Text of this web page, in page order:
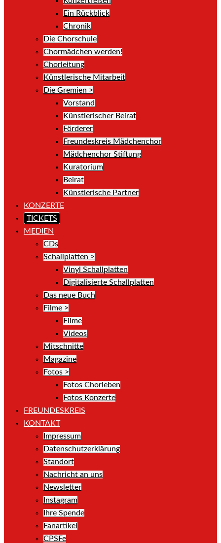
Ein Rückblick
Chronik
Die Chorschule
Chormädchen werden!
Chorleitung
Künstlerische Mitarbeit
Die Gremien >
Vorstand
Künstlerischer Beirat
Förderer
Freundeskreis Mädchenchor
Mädchenchor Stiftung
Kuratorium
Beirat
Künstlerische Partner
KONZERTE
TICKETS
MEDIEN
CDs
Schallplatten >
Vinyl Schallplatten
Digitalisierte Schallplatten
Das neue Buch
Filme >
Filme
Videos
Mitschnitte
Magazine
Fotos >
Fotos Chorleben
Fotos Konzerte
FREUNDESKREIS
KONTAKT
Impressum
Datenschutzerklärung
Standort
Nachricht an uns
Newsletter
Instagram
Ihre Spende
Fanartikel
CPSFe